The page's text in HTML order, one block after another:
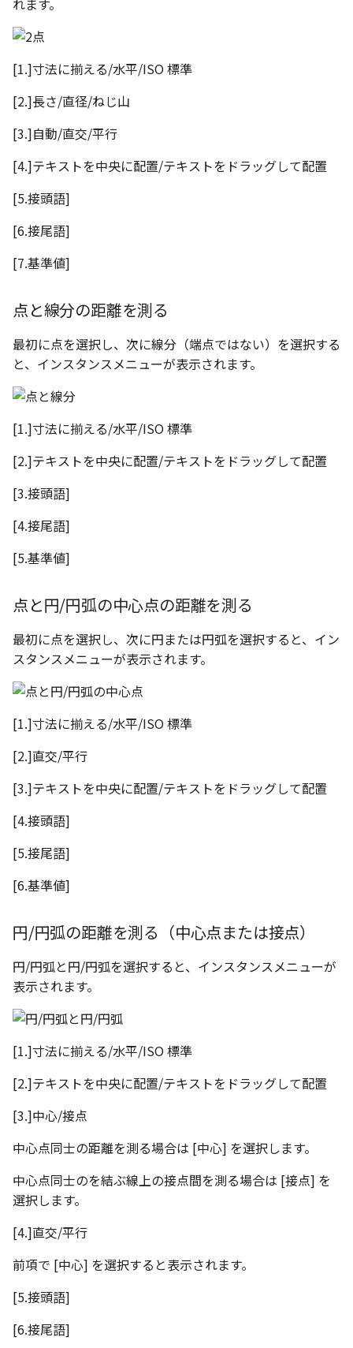
れます。
[1.]寸法に揃える/水平/ISO 標準
[2.]長さ/直径/ねじ山
[3.]自動/直交/平行
[4.]テキストを中央に配置/テキストをドラッグして配置
[5.接頭語]
[6.接尾語]
[7.基準値]
点と線分の距離を測る
最初に点を選択し、次に線分（端点ではない）を選択する
と、インスタンスメニューが表示されます。
[1.]寸法に揃える/水平/ISO 標準
[2.]テキストを中央に配置/テキストをドラッグして配置
[3.接頭語]
[4.接尾語]
[5.基準値]
点と円/円弧の中心点の距離を測る
最初に点を選択し、次に円または円弧を選択すると、イン
スタンスメニューが表示されます。
[1.]寸法に揃える/水平/ISO 標準
[2.]直交/平行
[3.]テキストを中央に配置/テキストをドラッグして配置
[4.接頭語]
[5.接尾語]
[6.基準値]
円/円弧の距離を測る（中心点または接点）
円/円弧と円/円弧を選択すると、インスタンスメニューが
表示されます。
[1.]寸法に揃える/水平/ISO 標準
[2.]テキストを中央に配置/テキストをドラッグして配置
[3.]中心/接点
中心点同士の距離を測る場合は [中心] を選択します。
中心点同士のを結ぶ線上の接点間を測る場合は [接点] を
選択します。
[4.]直交/平行
前項で [中心] を選択すると表示されます。
[5.接頭語]
[6.接尾語]